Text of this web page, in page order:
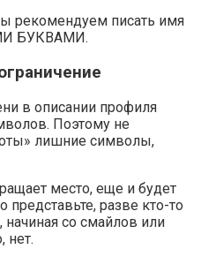
рекомендуем писать имя
БУКВАМИ.
в описании профиля
Поэтому не
лишние символы,
место, еще и будет
представьте, разве кто-то
начиная со смайлов или
нет.